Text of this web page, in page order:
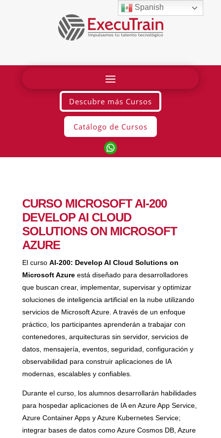
Descubre más Cursos
Catálogo de Cursos
CURSO MICROSOFT AI-200
DEVELOP AI CLOUD
SOLUTIONS ON MICROSOFT
AZURE
El curso AI-200: Develop AI Cloud Solutions on
Microsoft Azureestá diseñado para desarrolladores
que buscan crear, implementar, supervisar y optimizar
soluciones de inteligencia artificial en la nube utilizando
servicios de Microsoft Azure. A través de un enfoque
práctico, los participantes aprenderán a trabajar con
contenedores, arquitecturas sin servidor, servicios de
datos, mensajería, eventos, seguridad, configuración y
observabilidad para construir aplicaciones de IA
modernas, escalables y confiables.
Durante el curso, los alumnos desarrollarán habilidades
para hospedar aplicaciones de IA en Azure App Service,
Azure Container Apps y Azure Kubernetes Service;
integrar bases de datos como Azure Cosmos DB, Azure
Spanish